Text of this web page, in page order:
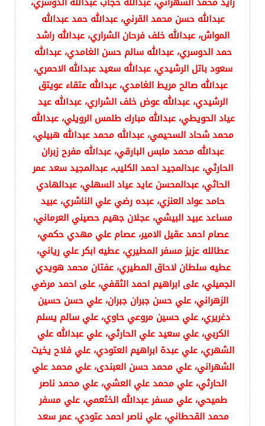
عبدالله حسن محمد القرني، عبدالله حمد عبدالله
المواش، عبدالله خلف فرحان الشراري، عبدالله راشد
حمد الدوسري، عبدالله سالم حسن الغامدي، عبدالله
سعود باتل الرشيدي، عبدالله سعيد عبدالله الاحمري،
عبدالله صالح مريط الغامدي، عبدالله عتقاء عويتق
الرشيدي، عبدالله عوض خلف الشراري، عبدالله عيد
عياد الحويطي، عبدالله مبارك طلمس الرويلي، عبدالله
محمد شحاد السحيمي، عبدالله محمد عبدالله هبيلي،
عبدالله محمد ملبس البارقي، عبدالله مفرح زبران
الحارثي، عبدالمجيد احمد الكليب، عبدالمجيد سعد عمر
الحاثي، عبدالمحسن عايد عياد السهلي، عبدالهادي
حامد عواد العنزي، عبده رضي علي الناشري، عبيد
مساعد عبيد البيشي، عجلان جهيم حصيني العرماني،
عصام احمد عقيل الامير، عصام علي مهدي حكمي،
عطالله عزيز مسفر المطيري، عطيه ابكر علي رياني،
عطيه سلطان لاحاق المطيري، عفتان محمد هويدي
الجميلي، على ابراهيم احمد الثقفي، على احمد مرضي
الزهراني، علي حسن جبران جبران، علي حسن حسين
دغريري، علي حسين مروعي حاوي، علي سالم يسلم
الكربي، علي سعيد علي الحارثي، علي عبدالله علي
الشهري، علي عبدة ابراهيم العتودي، علي فلاح يخيت
الشهراني، علي محمد حسن العبندى، علي محمد علي
الحارثي، علي محمد علي العشي، علي محمد ناصر
طميحي، علي مسفر عبدالله الخثعمي، علي مسفر
محمد القحطاني، علي ناصر احمد عتودي، عمر سعد